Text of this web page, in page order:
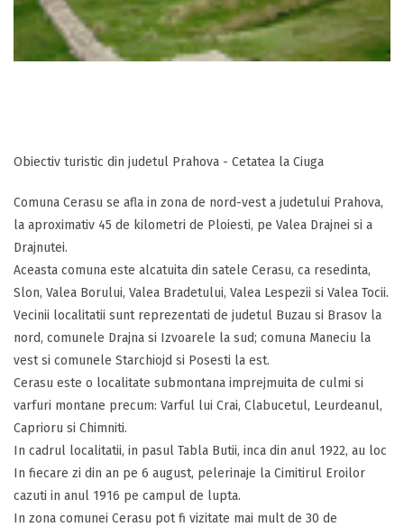
Obiectiv turistic din judetul Prahova - Cetatea la Ciuga
Comuna Cerasu se afla in zona de nord-vest a judetului Prahova,
la aproximativ 45 de kilometri de Ploiesti, pe Valea Drajnei si a
Drajnutei.
Aceasta comuna este alcatuita din satele Cerasu, ca resedinta,
Slon, Valea Borului, Valea Bradetului, Valea Lespezii si Valea Tocii.
Vecinii localitatii sunt reprezentati de judetul Buzau si Brasov la
nord, comunele Drajna si Izvoarele la sud; comuna Maneciu la
vest si comunele Starchiojd si Posesti la est.
Cerasu este o localitate submontana imprejmuita de culmi si
varfuri montane precum: Varful lui Crai, Clabucetul, Leurdeanul,
Caprioru si Chimniti.
In cadrul localitatii, in pasul Tabla Butii, inca din anul 1922, au loc
In fiecare zi din an pe 6 august, pelerinaje la Cimitirul Eroilor
cazuti in anul 1916 pe campul de lupta.
In zona comunei Cerasu pot fi vizitate mai mult de 30 de